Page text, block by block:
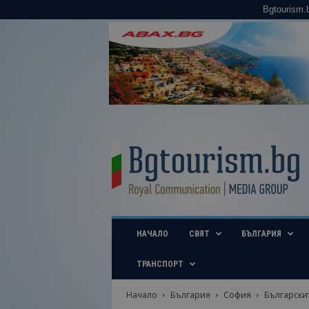
u
i
b
НАЧАЛО СВЯТ БЪЛГАРИЯ
ТРАНСПОРТ
Начало България София